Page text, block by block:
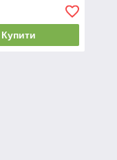
Купити